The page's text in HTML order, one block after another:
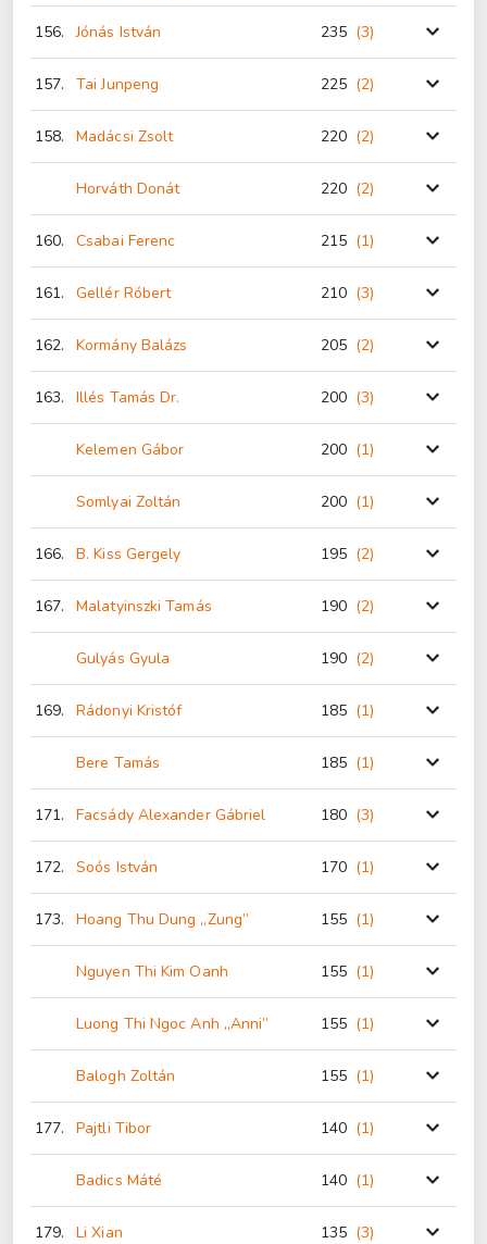
156. Jónás István 235 (3)
157. Tai Junpeng 225 (2)
158. Madácsi Zsolt 220 (2)
Horváth Donát 220 (2)
160. Csabai Ferenc 215 (1)
161. Gellér Róbert 210 (3)
162. Kormány Balázs 205 (2)
163. Illés Tamás Dr. 200 (3)
Kelemen Gábor 200 (1)
Somlyai Zoltán 200 (1)
166. B. Kiss Gergely 195 (2)
167. Malatyinszki Tamás 190 (2)
Gulyás Gyula 190 (2)
169. Rádonyi Kristóf 185 (1)
Bere Tamás 185 (1)
171. Facsády Alexander Gábriel 180 (3)
172. Soós István 170 (1)
173. Hoang Thu Dung „Zung” 155 (1)
Nguyen Thi Kim Oanh 155 (1)
Luong Thi Ngoc Anh „Anni” 155 (1)
Balogh Zoltán 155 (1)
177. Pajtli Tibor 140 (1)
Badics Máté 140 (1)
179. Li Xian 135 (3)